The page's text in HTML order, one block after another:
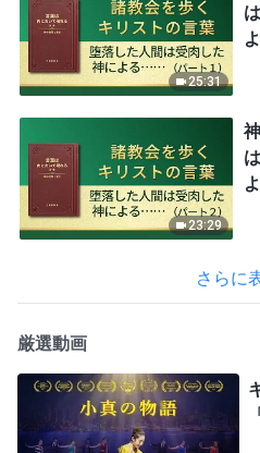
25:31
23:29
さらに
厳選動画